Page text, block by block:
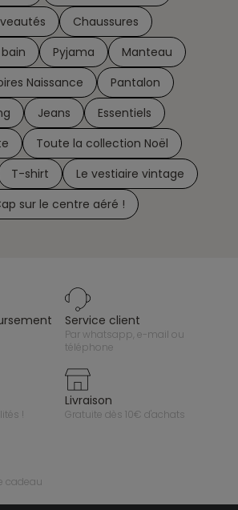
Chaussures
Pyjama
Manteau
Naissance
Pantalon
Jeans
Essentiels
Toute la collection Noël
T-shirt
Le vestiaire vintage
sur le centre aéré !
service client
par whatsapp, e-mail ou
téléphone
!
livraison
gratuite dès 10€ d'achats
cadeau